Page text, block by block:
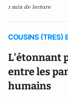
1 min de lecture
COUSINS (TRES)
L'étonnant
entre les
humains